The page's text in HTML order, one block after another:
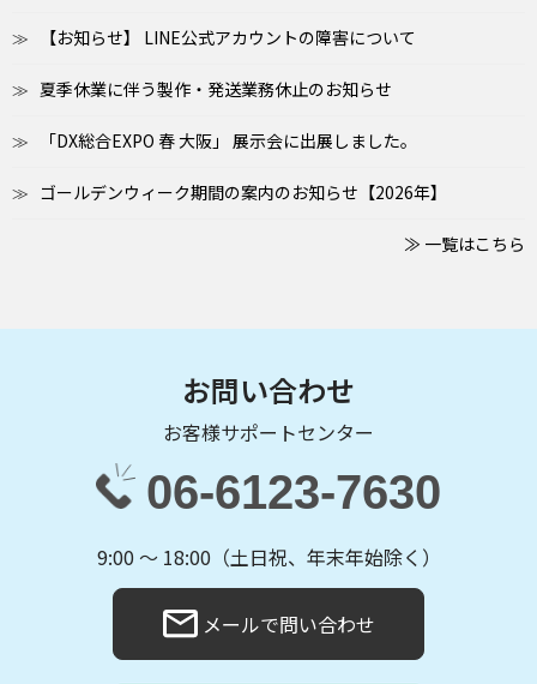
【お知らせ】 LINE公式アカウントの障害について
夏季休業に伴う製作・発送業務休止のお知らせ
「DX総合EXPO 春 大阪」 展示会に出展しました。
ゴールデンウィーク期間の案内のお知らせ【2026年】
≫ 一覧はこちら
お問い合わせ
お客様サポートセンター
06-6123-7630
9:00 〜 18:00（土日祝、年末年始除く）
メールで問い合わせ